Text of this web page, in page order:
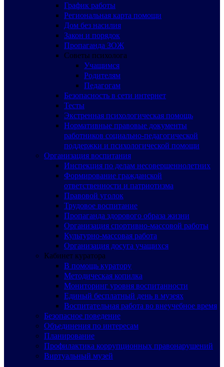
График работы
Региональная карта помощи
Дом без насилия
Закон и порядок
Пропаганда ЗОЖ
Советы психолога
Учащимся
Родителям
Педагогам
Безопасность в сети интернет
Тесты
Экстренная психологическая помощь
Нормативные правовые документы
работников социально-педагогической
поддержки и психологической помощи
Организация воспитания
Инспекция по делам несовершеннолетних
Формирование гражданской
ответственности и патриотизма
Правовой уголок
Трудовое воспитание
Пропаганда здорового образа жизни
Организация спортивно-массовой работы
Культурно-массовая работа
Организация досуга учащихся
Кабинет куратора
В помощь куратору
Методическая копилка
Мониторинг уровня воспитанности
Единый бесплатный день в музеях
Воспитательная работа во внеучебное время
Безопасное поведение
Объединения по интересам
Планирование
Профилактика коррупционных правонарушений
Виртуальный музей